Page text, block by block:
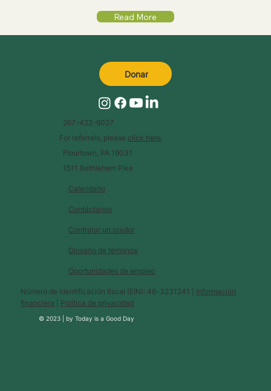
Read More
Calendario
Glosario de términos
Contáctanos
Contratar un orador
Oportunidades de empleo
Número de identificación fiscal (EIN): 46-3231241 | Información
financiera
Política de privacidad
© 2023 |byToday is a Good Day
267-422-6027
For referrals, please click here.
Flourtown, PA 19031
1511 Bethlehem Pike
Donar